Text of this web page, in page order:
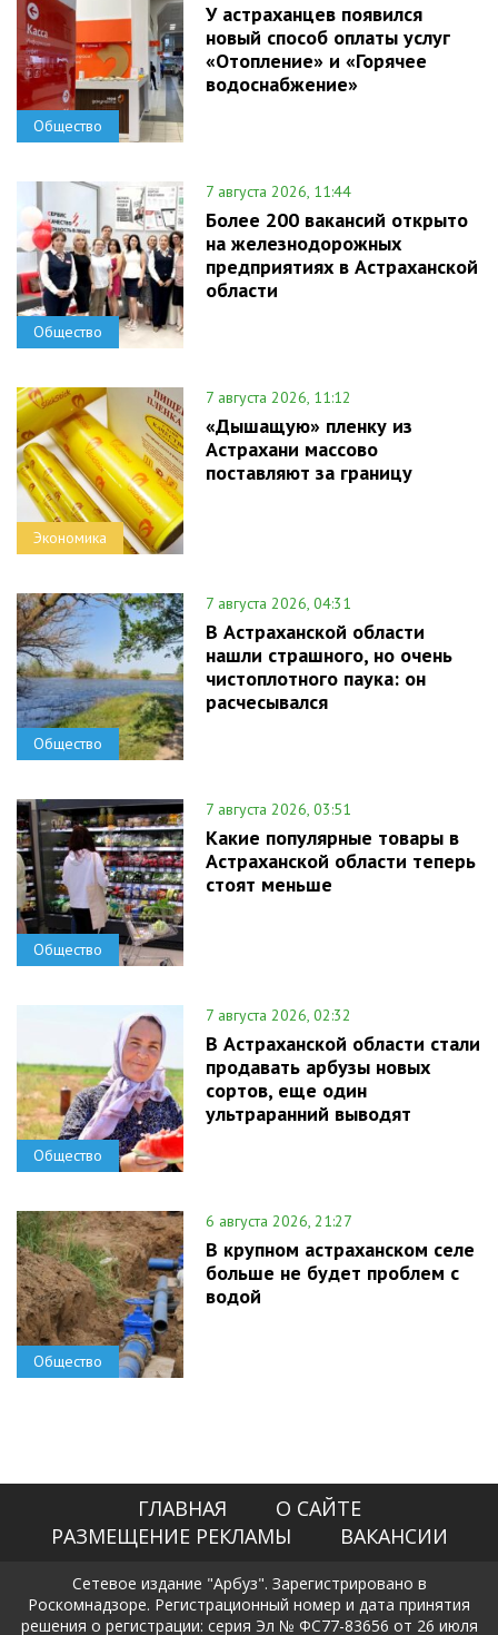
Общество
У астраханцев появился
новый способ оплаты услуг
«Отопление» и «Горячее
водоснабжение»
Общество
7 августа 2026, 11:44
Более 200 вакансий открыто
на железнодорожных
предприятиях в Астраханской
области
Экономика
7 августа 2026, 11:12
«Дышащую» пленку из
Астрахани массово
поставляют за границу
Общество
7 августа 2026, 04:31
В Астраханской области
нашли страшного, но очень
чистоплотного паука: он
расчесывался
Общество
7 августа 2026, 03:51
Какие популярные товары в
Астраханской области теперь
стоят меньше
Общество
7 августа 2026, 02:32
В Астраханской области стали
продавать арбузы новых
сортов, еще один
ультраранний выводят
Общество
6 августа 2026, 21:27
В крупном астраханском селе
больше не будет проблем с
водой
ГЛАВНАЯ
О САЙТЕ
РАЗМЕЩЕНИЕ РЕКЛАМЫ
ВАКАНСИИ
Сетевое издание "Арбуз". Зарегистрировано в
Роскомнадзоре. Регистрационный номер и дата принятия
решения о регистрации: серия Эл № ФС77-83656 от 26 июля